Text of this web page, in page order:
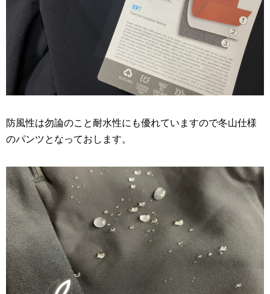
防風性は勿論のこと耐水性にも優れていますので冬山仕様
のパンツとなっておします。